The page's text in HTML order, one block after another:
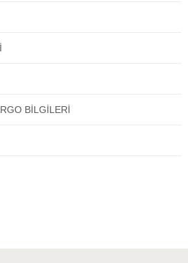
özel yıkama talimatı
kullanımı için bu talimatlara lütfen
Erkek Pijama Takımı
BİLGİLERİ